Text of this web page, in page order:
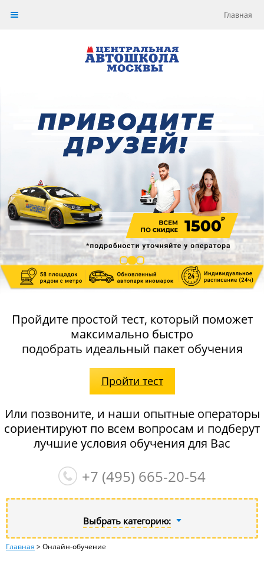
Главная
Пройдите простой тест, который поможет
максимально быстро
подобрать идеальный пакет обучения
Пройти тест
Или позвоните, и наши опытные операторы
сориентируют по всем вопросам и подберут
лучшие условия обучения для Вас
+7 (495) 665-20-54
Выбрать категорию:
Главная >Онлайн-обучение